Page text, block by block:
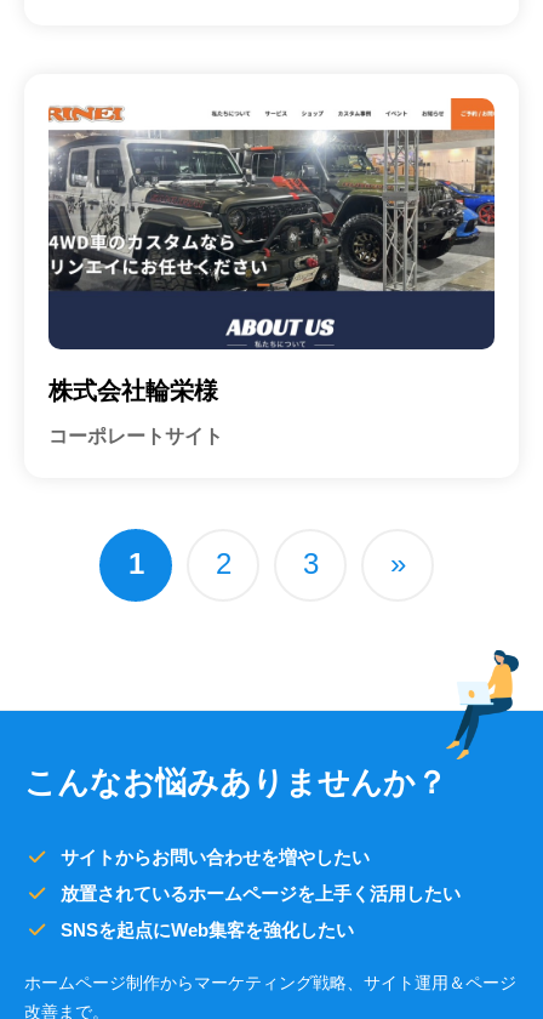
株式会社輪栄様
コーポレートサイト
1 2 3 »
こんなお悩みありませんか？
サイトからお問い合わせを増やしたい
放置されているホームページを上手く活用したい
SNSを起点にWeb集客を強化したい
ホームページ制作からマーケティング戦略、サイト運用＆ページ
改善まで。